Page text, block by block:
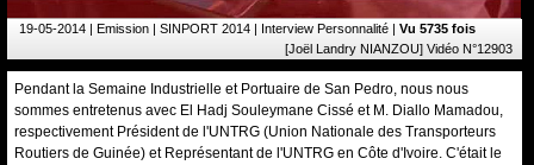
19-05-2014 | Emission | SINPORT 2014 | Interview Personnalité | Vu 5735 fois
[Joël Landry NIANZOU] Vidéo N°12903
Pendant la Semaine Industrielle et Portuaire de San Pedro, nous nous
sommes entretenus avec El Hadj Souleymane Cissé et M. Diallo Mamadou,
respectivement Président de l'UNTRG (Union Nationale des Transporteurs
Routiers de Guinée) et Représentant de l'UNTRG en Côte d'Ivoire. C'était le